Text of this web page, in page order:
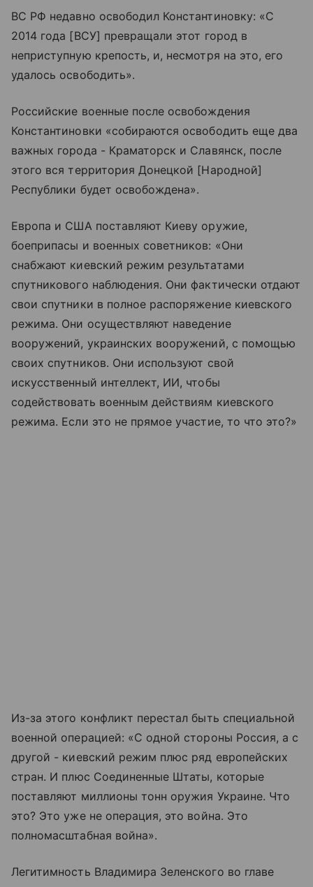
ВС РФ недавно освободил Константиновку: «С
2014 года [ВСУ] превращали этот город в
неприступную крепость, и, несмотря на это, его
удалось освободить».
Российские военные после освобождения
Константиновки «собираются освободить еще два
важных города - Краматорск и Славянск, после
этого вся территория Донецкой [Народной]
Республики будет освобождена».
Европа и США поставляют Киеву оружие,
боеприпасы и военных советников: «Они
снабжают киевский режим результатами
спутникового наблюдения. Они фактически отдают
свои спутники в полное распоряжение киевского
режима. Они осуществляют наведение
вооружений, украинских вооружений, с помощью
своих спутников. Они используют свой
искусственный интеллект, ИИ, чтобы
содействовать военным действиям киевского
режима. Если это не прямое участие, то что это?»
Из-за этого конфликт перестал быть специальной
военной операцией: «С одной стороны Россия, а с
другой - киевский режим плюс ряд европейских
стран. И плюс Соединенные Штаты, которые
поставляют миллионы тонн оружия Украине. Что
это? Это уже не операция, это война. Это
полномасштабная война».
Легитимность Владимира Зеленского во главе